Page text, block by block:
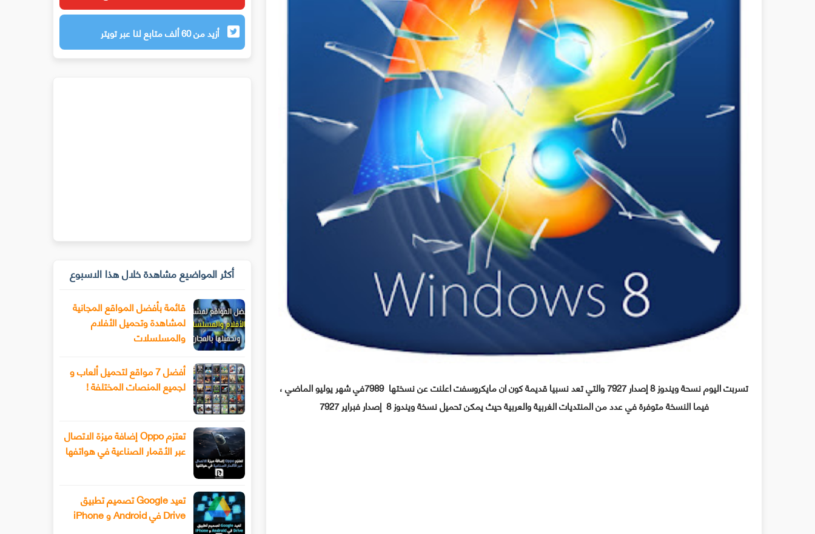
تسربت اليوم نسحة ويندوز 8 إصدار 7927 والتي تعد نسبيا قديمة كون ان مايكروسفت اعلنت عن نسختها 7989في شهر يوليو
الماضي ،
فيما النسخة متوفرة في عدد من المنتديات الغربية والعربية حيث يمكن تحميل نسخة ويندوز 8 إصدار فبراير 7927
أزيد من 60 ألف متابع لنا عبر تويتر
أكثر المواضيع مشاهدة خلال هذا الاسبوع
قائمة بأفضل المواقع المجانية
لمشاهدة وتحميل الأفلام
والمسلسلات
أفضل 7 مواقع لتحميل ألعاب و
لجميع المنصات المختلفة !
تعتزم Oppo إضافة ميزة الاتصال
عبر الأقمار الصناعية في هواتفها
تعيد Google تصميم تطبيق
Drive في Android و iPhone